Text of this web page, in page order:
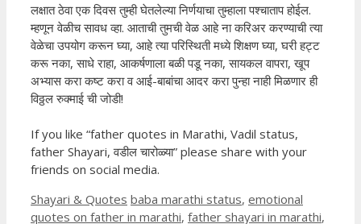
लक्षात ठेवा एक दिवस तुम्ही घेतलेल्या निर्णयाचा तुम्हाला पश्चाताप होईल.
म्हणून वेळीच सावध व्हा. आताची तुमची वेळ आहे ना करिअर करण्याची त्या
वेळेचा उपयोग करून घ्या, आहे त्या परिस्थिती मध्ये शिक्षण घ्या, घरी हट्ट
करू नका, साधे राहा, आकर्षणाला बळी पडू नका, सायकल वापरा, खूप
अभ्यास करा कष्ट करा व आई-बाबांचा आदर करा पुन्हा नाही मिळणार ही
विठ्ठल रुक्माई ची जोडी!
If you like “father quotes in Marathi, Vadil status,
father Shayari, वडील चारोळ्या” please share with your
friends on social media.
Categories
Shayari & Quotes Tags
baba marathi status, emotional
quotes on father in marathi, father shayari in marathi,